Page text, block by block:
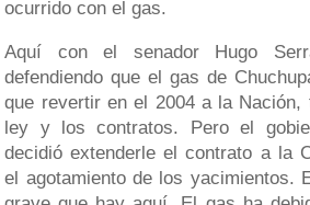
ocurrido con el gas.
Aquí con el senador Hugo
defendiendo que el gas de
que revertir en el 2004 a la Nación,
ley y los contratos. Pero el
decidió extenderle el contrato a la
el agotamiento de los yacimientos.